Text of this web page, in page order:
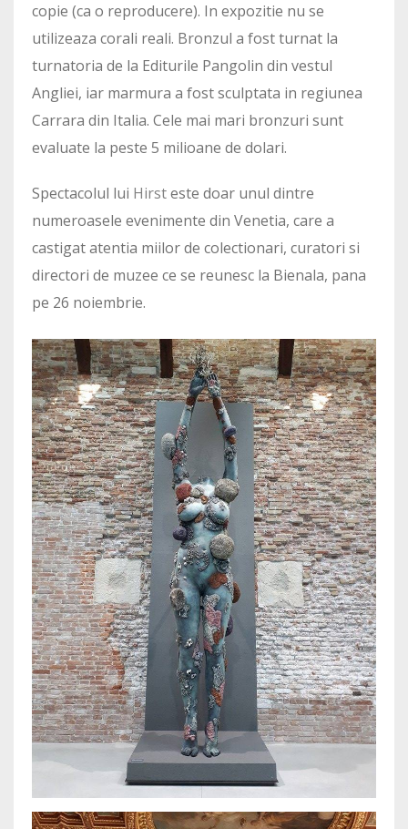
copie (ca o reproducere). In expozitie nu se
utilizeaza corali reali. Bronzul a fost turnat la
turnatoria de la Editurile Pangolin din vestul
Angliei, iar marmura a fost sculptata in regiunea
Carrara din Italia. Cele mai mari bronzuri sunt
evaluate la peste 5 milioane de dolari.
Spectacolul lui Hirsteste doar unul dintre
numeroasele evenimente din Venetia, care a
castigat atentia miilor de colectionari, curatori si
directori de muzee ce se reunesc la Bienala, pana
pe 26 noiembrie.